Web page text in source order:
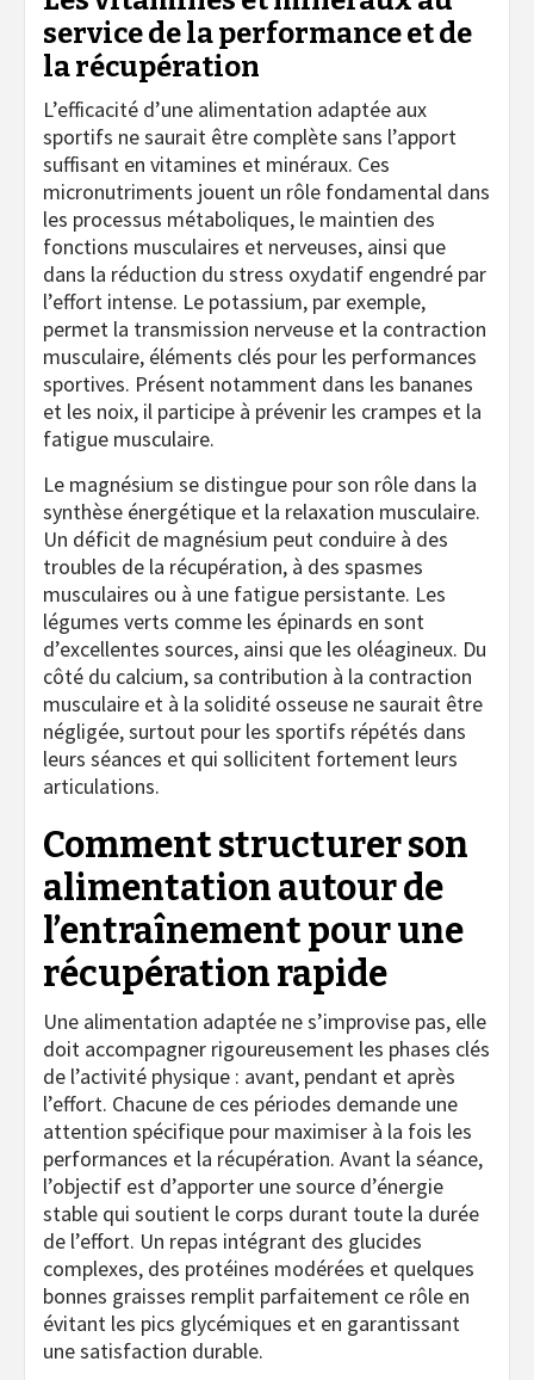
service de la performance et de
la récupération
L’efficacité d’une alimentation adaptée aux
sportifs ne saurait être complète sans l’apport
suffisant en vitamines et minéraux. Ces
micronutriments jouent un rôle fondamental dans
les processus métaboliques, le maintien des
fonctions musculaires et nerveuses, ainsi que
dans la réduction du stress oxydatif engendré par
l’effort intense. Le potassium, par exemple,
permet la transmission nerveuse et la contraction
musculaire, éléments clés pour les performances
sportives. Présent notamment dans les bananes
et les noix, il participe à prévenir les crampes et la
fatigue musculaire.
Le magnésium se distingue pour son rôle dans la
synthèse énergétique et la relaxation musculaire.
Un déficit de magnésium peut conduire à des
troubles de la récupération, à des spasmes
musculaires ou à une fatigue persistante. Les
légumes verts comme les épinards en sont
d’excellentes sources, ainsi que les oléagineux. Du
côté du calcium, sa contribution à la contraction
musculaire et à la solidité osseuse ne saurait être
négligée, surtout pour les sportifs répétés dans
leurs séances et qui sollicitent fortement leurs
articulations.
Comment structurer son
alimentation autour de
l’entraînement pour une
récupération rapide
Une alimentation adaptée ne s’improvise pas, elle
doit accompagner rigoureusement les phases clés
de l’activité physique : avant, pendant et après
l’effort. Chacune de ces périodes demande une
attention spécifique pour maximiser à la fois les
performances et la récupération. Avant la séance,
l’objectif est d’apporter une source d’énergie
stable qui soutient le corps durant toute la durée
de l’effort. Un repas intégrant des glucides
complexes, des protéines modérées et quelques
bonnes graisses remplit parfaitement ce rôle en
évitant les pics glycémiques et en garantissant
une satisfaction durable.